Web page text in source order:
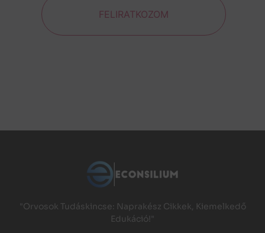
FELIRATKOZOM
"Orvosok Tudáskincse: Naprakész Cikkek, Kiemelkedő
Edukáció!"